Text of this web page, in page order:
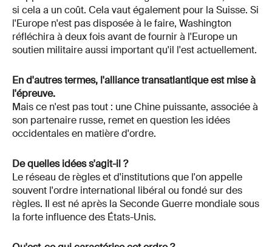
si cela a un coût. Cela vaut également pour la Suisse. Si
l'Europe n'est pas disposée à le faire, Washington
réfléchira à deux fois avant de fournir à l'Europe un
soutien militaire aussi important qu'il l'est actuellement.
En d'autres termes, l'alliance transatlantique est mise à
l'épreuve.
Mais ce n'est pas tout : une Chine puissante, associée à
son partenaire russe, remet en question les idées
occidentales en matière d'ordre.
De quelles idées s'agit-il ?
Le réseau de règles et d'institutions que l'on appelle
souvent l'ordre international libéral ou fondé sur des
règles. Il est né après la Seconde Guerre mondiale sous
la forte influence des États-Unis.